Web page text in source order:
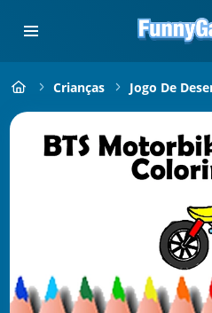
Crianças Jogo De